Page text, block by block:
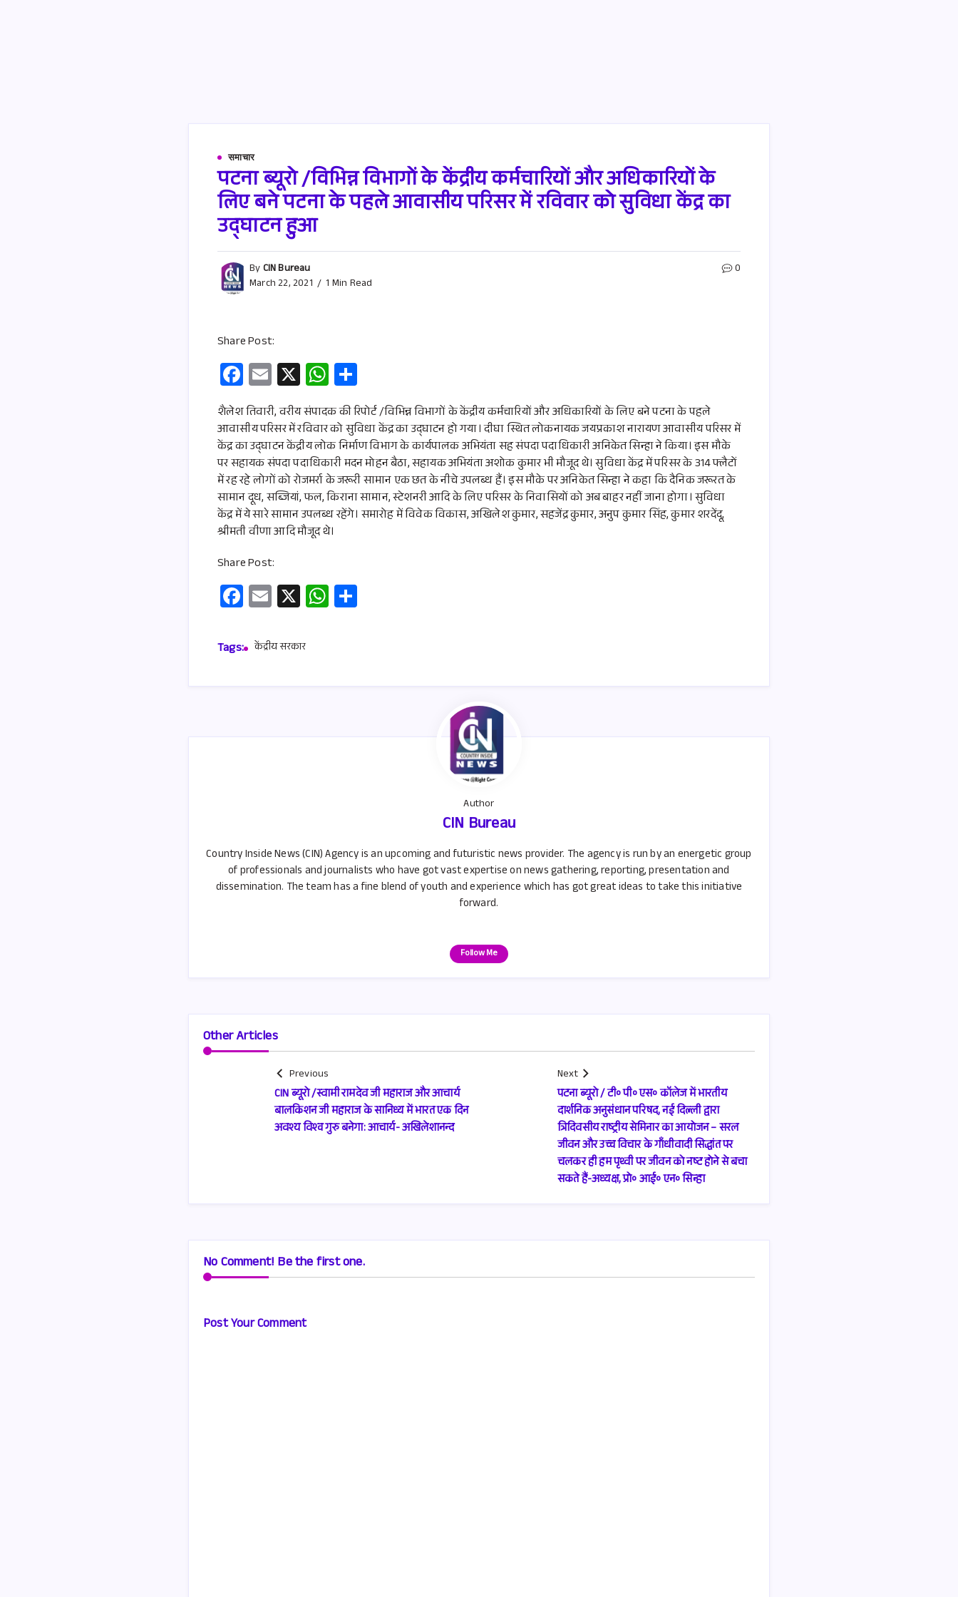
समाचार
पटना ब्यूरो /विभिन्न विभागों के केंद्रीय कर्मचारियों और अधिकारियों के
लिए बने पटना के पहले आवासीय परिसर में रविवार को सुविधा केंद्र का
उद्घाटन हुआ
ByCIN Bureau
March 22, 2021
1 Min Read
0
Share Post:
Fa
ce
b
o
o
k
E
m
ail
X W
h
at
s
A
p
p
h
ar
e
शैलेश तिवारी, वरीय संपादक की रिपोर्ट /विभिन्न विभागों के केंद्रीय कर्मचारियों और अधिकारियों के लिए बने पटना के पहले
आवासीय परिसर में रविवार को सुविधा केंद्र का उद्घाटन हो गया। दीघा स्थित लोकनायक जयप्रकाश नारायण आवासीय परिसर में
केंद्र का उद्घाटन केंद्रीय लोक निर्माण विभाग के कार्यपालक अभियंता सह संपदा पदाधिकारी अनिकेत सिन्हा ने किया। इस मौके
पर सहायक संपदा पदाधिकारी मदन मोहन बैठा, सहायक अभियंता अशोक कुमार भी मौजूद थे। सुविधा केंद्र में परिसर के 314 फ्लैटों
में रह रहे लोगों को रोजमर्रा के जरूरी सामान एक छत के नीचे उपलब्ध हैं। इस मौके पर अनिकेत सिन्हा ने कहा कि दैनिक जरूरत के
सामान दूध, सब्जियां, फल, किराना सामान, स्टेशनरी आदि के लिए परिसर के निवासियों को अब बाहर नहीं जाना होगा। सुविधा
केंद्र में ये सारे सामान उपलब्ध रहेंगे। समारोह में विवेक विकास, अखिलेश कुमार, सहजेंद्र कुमार, अनुप कुमार सिंह, कुमार शरदेंदू,
श्रीमती वीणा आदि मौजूद थे।
Share Post:
Fa
ce
b
E
m
ail
X W
h
Tags: केंद्रीय सरकार
Author
CIN Bureau
Country Inside News (CIN) Agency is an upcoming and futuristic news provider. The agency is run by an energetic group
of professionals and journalists who have got vast expertise on news gathering, reporting, presentation and
dissemination. The team has a fine blend of youth and experience which has got great ideas to take this initiative
forward.
Follow Me
Other Articles
Previous
CIN ब्यूरो /स्वामी रामदेव जी महाराज और आचार्य
बालकिशन जी महाराज के सानिध्य में भारत एक दिन
अवश्य विश्व गुरु बनेगा: आचार्य- अखिलेशानन्द
Next
पटना ब्यूरो / टी॰ पी॰ एस॰ कॉलेज में भारतीय
दार्शनिक अनुसंधान परिषद, नई दिल्ली द्वारा
त्रिदिवसीय राष्ट्रीय सेमिनार का आयोजन – सरल
जीवन और उच्च विचार के गाँधीवादी सिद्धांत पर
चलकर ही हम पृथ्वी पर जीवन को नष्ट होने से बचा
सकते हैं-अध्यक्ष, प्रो॰ आई॰ एन॰ सिन्हा
No Comment! Be the first one.
Post Your Comment